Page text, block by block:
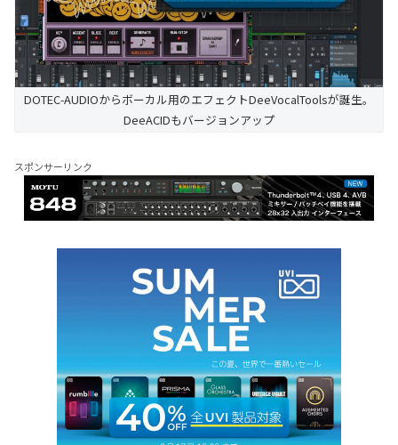
DOTEC-AUDIOからボーカル用のエフェクトDeeVocalToolsが誕生。
DeeACIDもバージョンアップ
スポンサーリンク